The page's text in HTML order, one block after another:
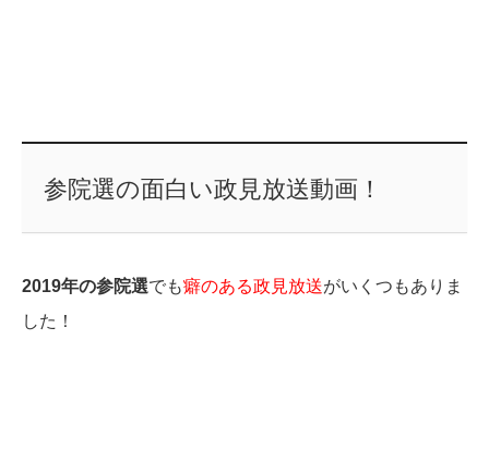
参院選の面白い政見放送動画！
2019年の参院選でも癖のある政見放送がいくつもありま
した！